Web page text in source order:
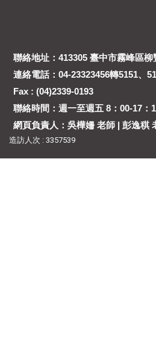
聯絡地址：413305 臺中市霧峰區
連絡電話：04-23323456轉5151、
Fax : (04)2339-0193
聯絡時間：週一至週五 8：00-17：
網頁負責人：吳樺姍 老師 | 彭逸稘
造訪人次 : 3357539